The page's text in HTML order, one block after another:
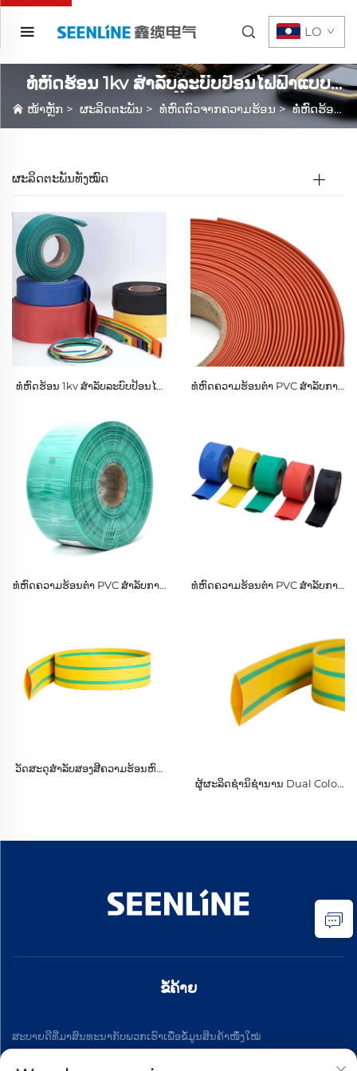
LO
ທໍ່ຫົດຮ້ອນ 1kv ສຳລັບລະບົບປ້ອນໄຟຟ້າແບບ
ແທັບ
ໜ້າຫຼັກ > ຜະລິດຕະພັນ > ທໍ່ຫົດຕົວຈາກຄວາມຮ້ອນ>ທໍ່ຫົດຮ້ອນ 1kv ສຳລັບລະບົບປ້ອນໄຟຟ້າແບບແທັບ
ຜະລິດຕະພັນທັງໝົດ
ທໍ່ຫົດຮ້ອນ 1kv ສຳລັບລະບົບປ້ອນໄຟ
ທໍ່ຫົດຄວາມຮ້ອນຕ່ໍາ PVC ສໍາລັບການ
ທໍ່ຫົດຄວາມຮ້ອນຕ່ໍາ PVC ສໍາລັບການ
ທໍ່ຫົດຄວາມຮ້ອນຕ່ໍາ PVC ສໍາລັບການ
ວັດສະດຸສໍາລັບສອງສີຄວາມຮ້ອນຫົດ
ຜູ້ຜະລິດຊຳນິຊຳນານ Dual Color
ຂໍ້ຄ້າຍ
ສະບາຍດີທີ່ມາສົນທະນາກັບພວກເຮົາເພື່ອຂໍ້ມູນສິນຄ້າໜຶ່ງໃໝ່